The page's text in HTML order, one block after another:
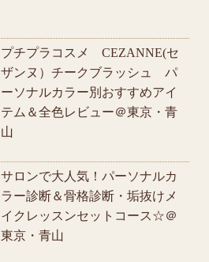
プチプラコスメ CEZANNE(セ
ザンヌ）チークブラッシュ パ
ーソナルカラー別おすすめアイ
テム＆全色レビュー＠東京・青
山
サロンで大人気！パーソナルカ
ラー診断＆骨格診断・垢抜けメ
イクレッスンセットコース☆＠
東京・青山